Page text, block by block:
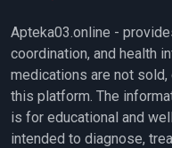
Apteka03.online -
coordination, and health
medications are not
this platform. The
is for educational and
intended to diagnose,